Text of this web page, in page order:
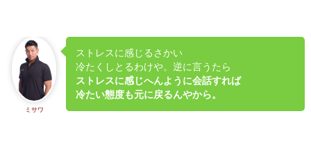
ミサワ
ストレスに感じるさかい
冷たくしとるわけや。逆に言うたら
ストレスに感じへんように会話すれば
冷たい態度も元に戻るんやから。